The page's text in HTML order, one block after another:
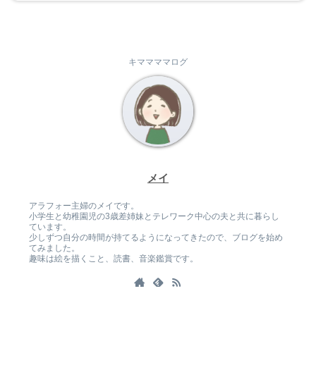
キママママログ
メイ
アラフォー主婦のメイです。
小学生と幼稚園児の3歳差姉妹とテレワーク中心の夫と共に暮らし
ています。
少しずつ自分の時間が持てるようになってきたので、ブログを始め
てみました。
趣味は絵を描くこと、読書、音楽鑑賞です。